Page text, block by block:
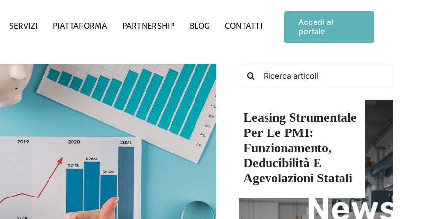
SERVIZI PIATTAFORMA PARTNERSHIP BLOG CONTATTI
Accedi al
portale
Leasing Strumentale
Per Le PMI:
Funzionamento,
Deducibilità E
Agevolazioni Statali